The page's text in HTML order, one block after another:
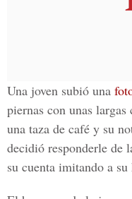
Una joven subió una
piernas con unas
una taza de café y su
decidió responderle de
su cuenta imitando a su